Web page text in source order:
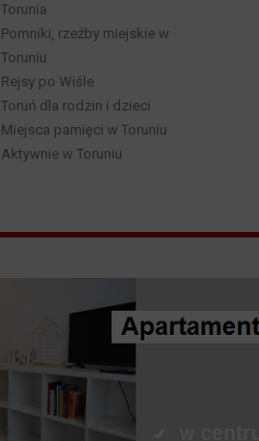
Torunia
Pomniki, rzeźby miejskie w
Toruniu
Rejsy po Wiśle
Toruń dla rodzin i dzieci
Miejsca pamięci w Toruniu
Aktywnie w Toruniu